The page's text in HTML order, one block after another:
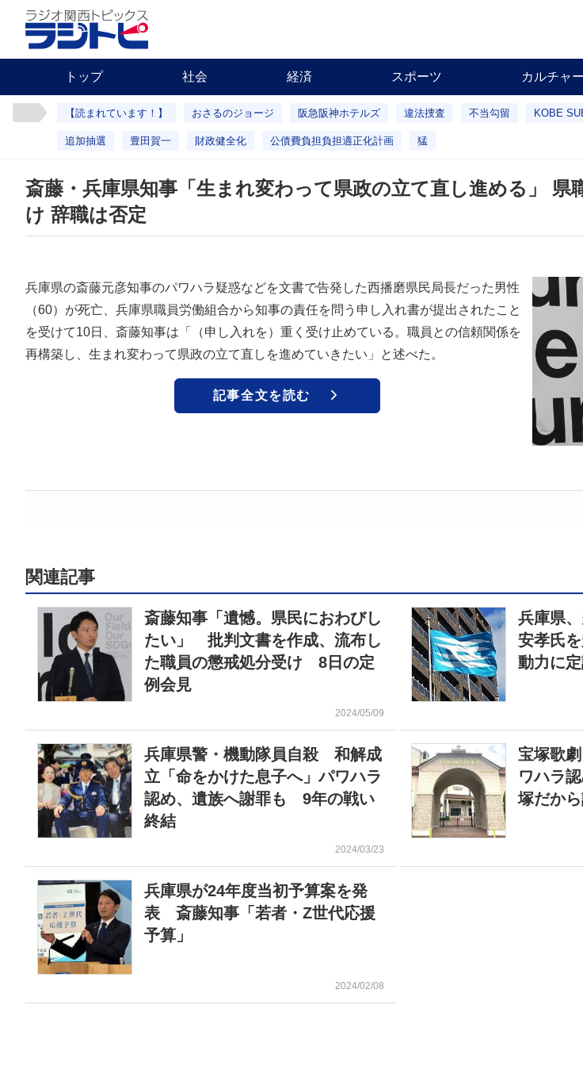
トップ 社会 経済 スポーツ カルチャー
【読まれています！】 おさるのジョージ 阪急阪神ホテルズ 違法捜査 不当勾留 KOBE
追加抽選 豊田賀一 財政健全化 公債費負担負担適正化計画 猛
斎藤・兵庫県知事「生まれ変わって県政の立て直し進める」 県
け 辞職は否定
兵庫県の斎藤元彦知事のパワハラ疑惑などを文書で告発した西播磨県民局長だった男性
（60）が死亡、兵庫県職員労働組合から知事の責任を問う申し入れ書が提出されたこと
を受けて10日、斎藤知事は「（申し入れを）重く受け止めている。職員との信頼関係を
再構築し、生まれ変わって県政の立て直しを進めていきたい」と述べた。
記事全文を読む
関連記事
斎藤知事「遺憾。県民におわびし
たい」 批判文書を作成、流布し
た職員の懲戒処分受け 8日の定
例会見
2024/05/09
兵庫県
安孝氏
動力に
兵庫県警・機動隊員自殺 和解成
立「命をかけた息子へ」パワハラ
認め、遺族へ謝罪も 9年の戦い
終結
2024/03/23
宝塚歌
ワハラ
塚だか
兵庫県が24年度当初予算案を発
表 斎藤知事「若者・Z世代応援
予算」
2024/02/08